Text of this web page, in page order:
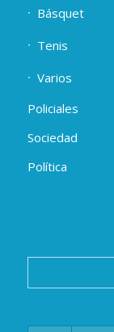
Básquet
Tenis
Varios
Policiales
Sociedad
Política